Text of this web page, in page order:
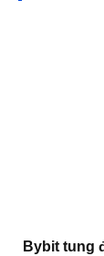
Bybit tung